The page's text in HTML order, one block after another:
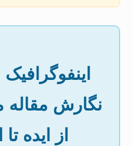
نگارش
از ایده